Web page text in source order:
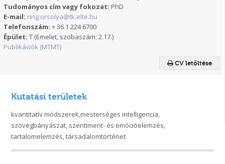
CV letöltése
Tudományos cím vagy fokozat: PhD
E-mail: ring.orsolya@tk.elte.hu
Telefonszám: + 36 1 224 6700
Épület: T (Emelet, szobaszám: 2.17.)
Publikációk (MTMT)
Kutatási területek
kvantitatív módszerek,mesterséges intelligencia,
szövegbányászat, szentiment- és emócióelemzés,
tartalomelemzés, társadalomtörténet